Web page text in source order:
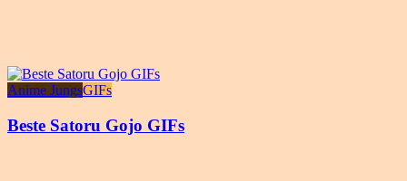
Anime JungsGIFs
Beste Satoru Gojo GIFs